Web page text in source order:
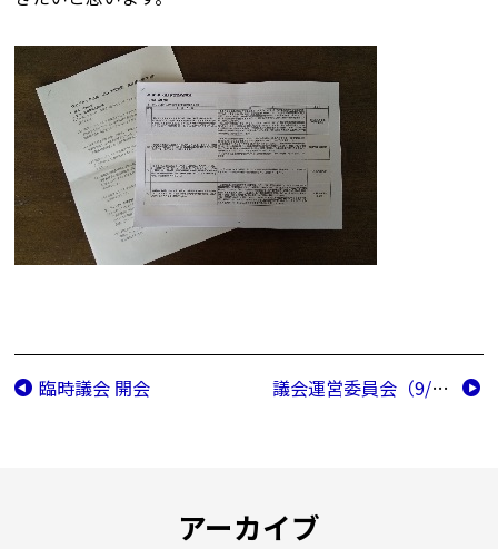
臨時議会 開会 議会運営委員会（9/7）
アーカイブ